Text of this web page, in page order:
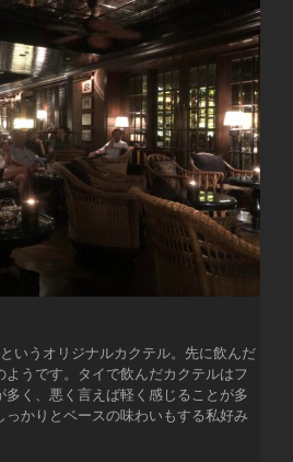
いうオリジナルカクテル。先に飲んだ
ようです。タイで飲んだカクテルはフ
く、悪く言えば軽く感じることが多
かりとベースの味わいもする私好み